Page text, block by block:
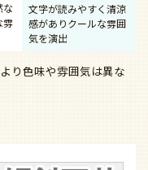
な
雰
文字が読みやすく清涼
感がありクールな雰囲
気を演出
り色味や雰囲気は異な